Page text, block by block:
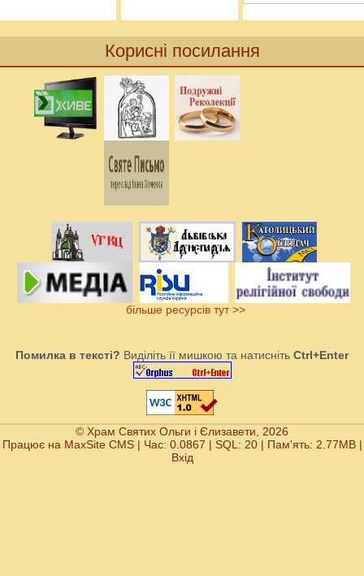
Корисні посилання
більше ресурсів тут >>
Помилка в тексті? Виділіть її мишкою та натисніть Ctrl+Enter
© Храм Святих Ольги і Єлизавети, 2026
Працює на MaxSite CMS| Час: 0.0867 | SQL: 20 | Пам'ять: 2.77MB|
Вхід